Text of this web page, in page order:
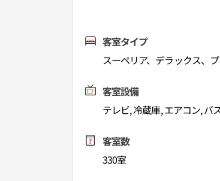
客室タイプ
スーペリア、デラックス、
客室設備
テレビ, 冷蔵庫, エアコン, バ
客室数
330室